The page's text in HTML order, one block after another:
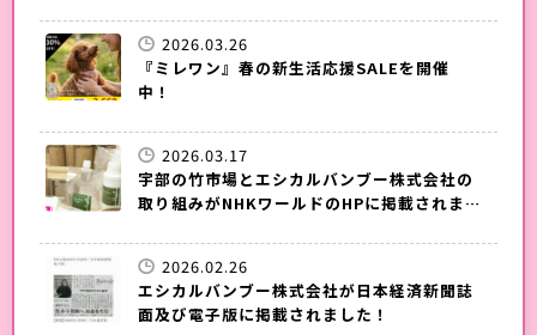
2026.03.26
『ミレワン』春の新生活応援SALEを開催
中！
2026.03.17
宇部の竹市場とエシカルバンブー株式会社の
取り組みがNHKワールドのHPに掲載されまし
2026.02.26
エシカルバンブー株式会社が日本経済新聞誌
面及び電子版に掲載されました！